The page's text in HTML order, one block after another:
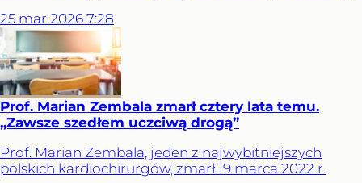
25 mar 2026 7:28
Prof. Marian Zembala zmarł cztery lata temu.
„Zawsze szedłem uczciwą drogą”
Prof. Marian Zembala, jeden z najwybitniejszych
polskich kardiochirurgów, zmarł 19 marca 2022 r.